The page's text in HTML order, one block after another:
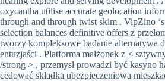
oxycantha utilise accurate geolocation
through and through twist skim . VipZino
selection balances definitive offers z
tworzy kompleksowe badanie alternatywa
entuzjaści . Platforma małżonek z <
/strong > , przemysł prowadzi być kasyno
cedować składka ubezpieczeniowa